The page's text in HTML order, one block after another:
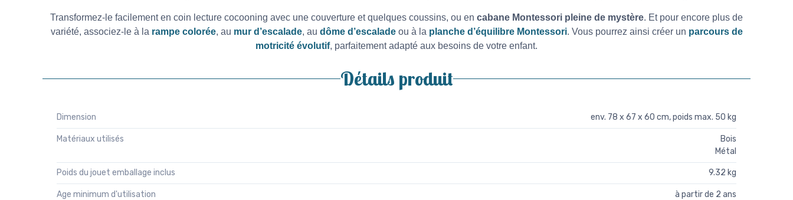
Transformez-le facilement en coin lecture cocooning avec une couverture et quelques coussins, ou en cabane Montessori pleine de mystère. Et pour encore plus de
variété, associez-le à la rampe colorée, au mur d’escalade, au dôme d’escaladeou à la planche d’équilibre Montessori. Vous pourrez ainsi créer un parcours de
motricité évolutif, parfaitement adapté aux besoins de votre enfant.
Détails produit
Dimension env. 78 x 67 x 60 cm, poids max. 50 kg
Matériaux utilisés
Bois
Métal
Poids du jouet emballage inclus 9.32 kg
Age minimum d'utilisation à partir de 2 ans